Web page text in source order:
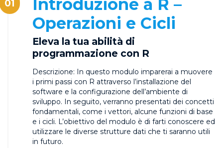
01
Introduzione a R –
Operazioni e Cicli
Eleva la tua abilità di
programmazione con R
Descrizione: In questo modulo imparerai a muovere
i primi passi con R attraverso l’installazione del
software e la configurazione dell’ambiente di
sviluppo. In seguito, verranno presentati dei concetti
fondamentali, come i vettori, alcune funzioni di base
e i cicli. L’obiettivo del modulo è di farti conoscere ed
utilizzare le diverse strutture dati che ti saranno utili
in futuro.